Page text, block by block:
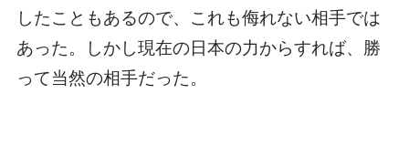
したこともあるので、これも侮れない相手では
あった。しかし現在の日本の力からすれば、勝
って当然の相手だった。